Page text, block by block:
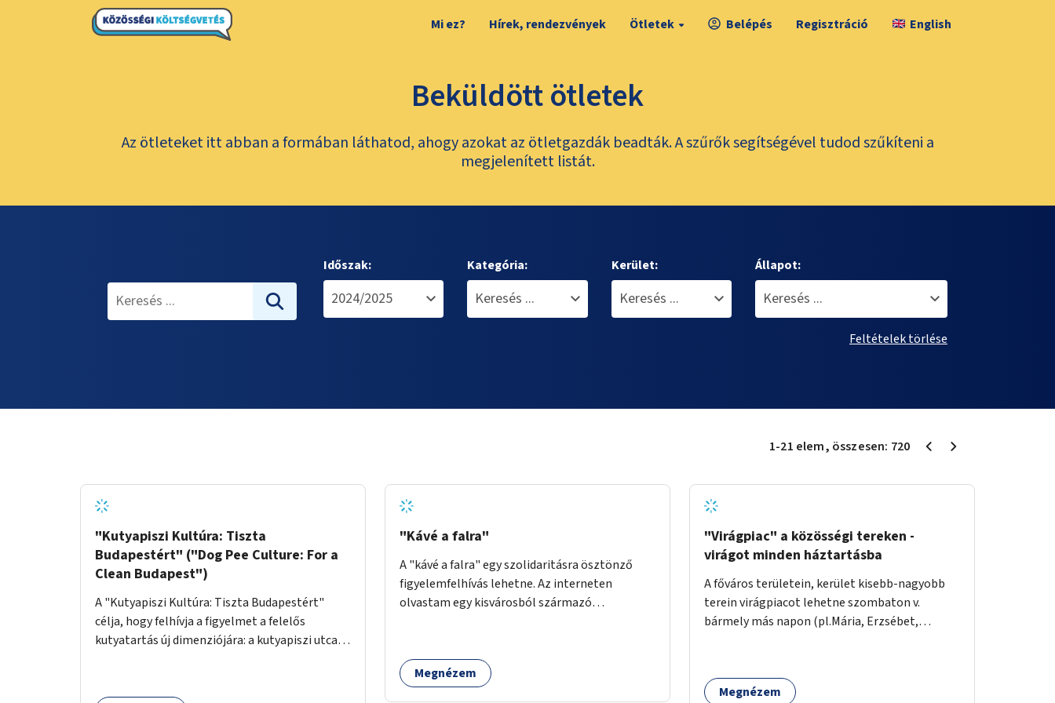
Mi ez? Hírek, rendezvények Ötletek Belépés Regisztráció English
Beküldött ötletek
Az ötleteket itt abban a formában láthatod, ahogy azokat az ötletgazdák beadták. A szűrők segítségével tudod szűkíteni a
megjelenített listát.
Időszak: Kategória: Kerület: Állapot:
Feltételek törlése
1-21 elem, összesen: 720
"Kutyapiszi Kultúra: Tiszta
Budapestért" ("Dog Pee Culture: For a
Clean Budapest")
A "Kutyapiszi Kultúra: Tiszta Budapestért"
célja, hogy felhívja a figyelmet a felelős
kutyatartás új dimenziójára: a kutyapiszi utcai
hogy séta közben, amikor kedvencük a járdára
"Kávé a falra"
A "kávé a falra" egy szolidaritásra ösztönző
figyelemfelhívás lehetne. Az interneten
olvastam egy kisvárosból származó
dolgozói a falra. Ha egy arra rászoruló betért, a
falról ingyenesen megkaphatta a már
Megnézem
"Virágpiac" a közösségi tereken -
virágot minden háztartásba
A főváros területein, kerület kisebb-nagyobb
terein virágpiacot lehetne szombaton v.
bármely más napon (pl.Mária, Erzsébet,
helyeket, 50-150nm vagy afeletti területet (ha
sokakat érdekelne). Névleges összeget fizetne
Megnézem